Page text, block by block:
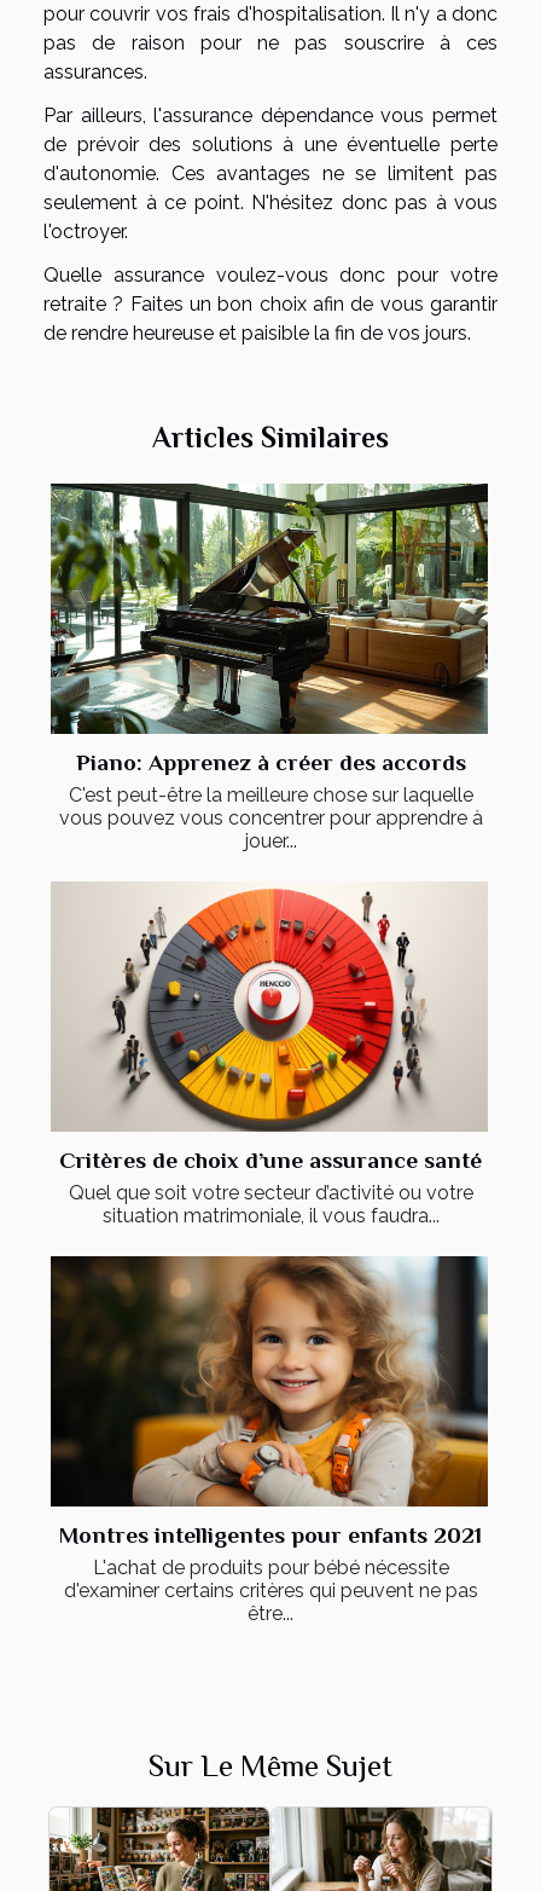
pour couvrir vos frais d'hospitalisation. Il n'y a donc
pas de raison pour ne pas souscrire à ces
assurances.
Par ailleurs, l'assurance dépendance vous permet
de prévoir des solutions à une éventuelle perte
d'autonomie. Ces avantages ne se limitent pas
seulement à ce point. N'hésitez donc pas à vous
l'octroyer.
Quelle assurance voulez-vous donc pour votre
retraite ? Faites un bon choix afin de vous garantir
de rendre heureuse et paisible la fin de vos jours.
Articles Similaires
Piano: Apprenez à créer des accords
C'est peut-être la meilleure chose sur laquelle
vous pouvez vous concentrer pour apprendre à
jouer...
Critères de choix d’une assurance santé
Quel que soit votre secteur d’activité ou votre
situation matrimoniale, il vous faudra...
Montres intelligentes pour enfants 2021
L'achat de produits pour bébé nécessite
d'examiner certains critères qui peuvent ne pas
être...
Sur Le Même Sujet